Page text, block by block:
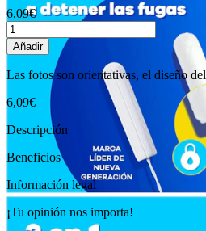
6,09€
Añadir
Las fotos son orientativas, el diseño
6,09€
Descripción
Beneficios
Información legal
¡Tu opinión nos importa!